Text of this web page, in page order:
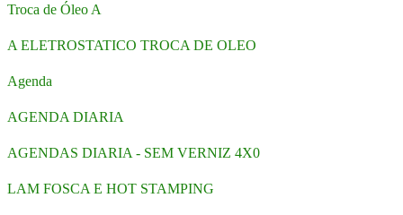
Troca de Óleo A
A ELETROSTATICO TROCA DE OLEO
Agenda
AGENDA DIARIA
AGENDAS DIARIA - SEM VERNIZ 4X0
LAM FOSCA E HOT STAMPING